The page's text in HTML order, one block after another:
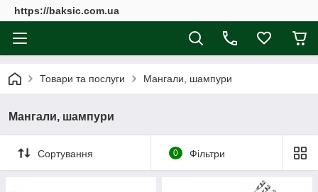
https://baksic.com.ua
Товари та послуги Мангали, шампури
Мангали, шампури
Сортування 0 Фільтри